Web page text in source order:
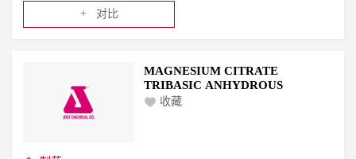
+ 对比
MAGNESIUM CITRATE
TRIBASIC ANHYDROUS
收藏